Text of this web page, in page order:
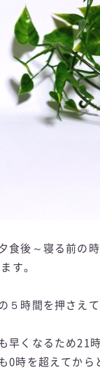
食後～寝る前の
す。
５時間を押さえ
くなるため21
0時を超えてから